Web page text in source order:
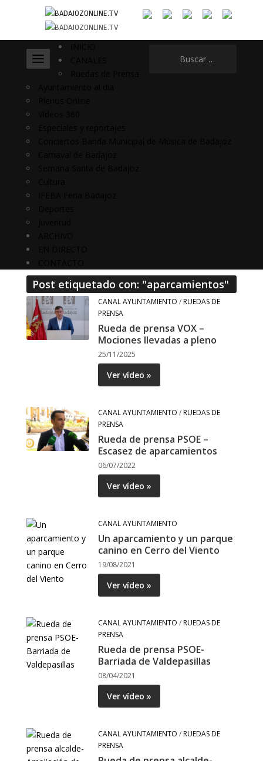
Post etiquetado con: "aparcamientos"
CANAL AYUNTAMIENTO /RUEDAS DE
PRENSA
Rueda de prensa VOX –
Mociones llevadas a pleno
25/11/2025
Ver vídeo »
CANAL AYUNTAMIENTO /RUEDAS DE
PRENSA
Rueda de prensa PSOE –
Escasez de aparcamientos
06/07/2022
Ver vídeo »
CANAL AYUNTAMIENTO
Un aparcamiento y un parque
canino en Cerro del Viento
19/08/2021
Ver vídeo »
CANAL AYUNTAMIENTO /RUEDAS DE
PRENSA
Rueda de prensa PSOE-
Barriada de Valdepasillas
08/04/2021
Ver vídeo »
CANAL AYUNTAMIENTO /RUEDAS DE
PRENSA